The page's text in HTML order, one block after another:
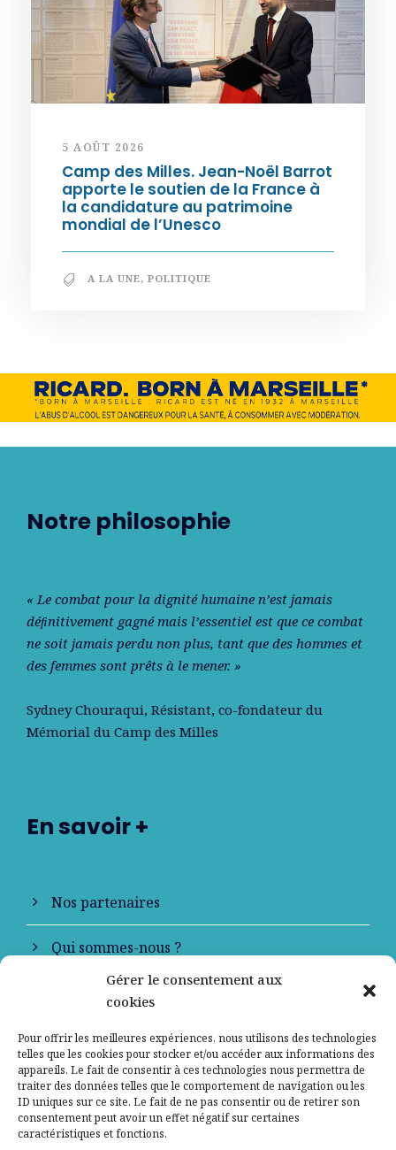
Gérer le consentement aux
cookies
Pour offrir les meilleures expériences, nous utilisons des technologies
telles que les cookies pour stocker et/ou accéder aux informations des
appareils. Le fait de consentir à ces technologies nous permettra de
traiter des données telles que le comportement de navigation ou les
ID uniques sur ce site. Le fait de ne pas consentir ou de retirer son
consentement peut avoir un effet négatif sur certaines
caractéristiques et fonctions.
5 AOÛT 2026
Camp des Milles. Jean-Noël Barrot
apporte le soutien de la France à
la candidature au patrimoine
mondial de l’Unesco
A LA UNE, POLITIQUE
Notre philosophie
« Le combat pour la dignité humaine n’est jamais
déﬁnitivement gagné mais l’essentiel est que ce combat
ne soit jamais perdu non plus, tant que des hommes et
des femmes sont prêts à le mener. »
Sydney Chouraqui, Résistant, co-fondateur du
Mémorial du Camp des Milles
En savoir +
Nos partenaires
Qui sommes-nous ?
Contactez-nous
Mentions légales
Politique de confidentialité